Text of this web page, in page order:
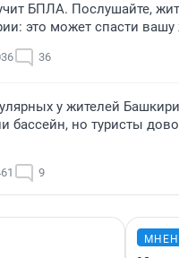
БПЛА. Послушайте,
это может спасти
36
у жителей
бассейн, но туристы
9